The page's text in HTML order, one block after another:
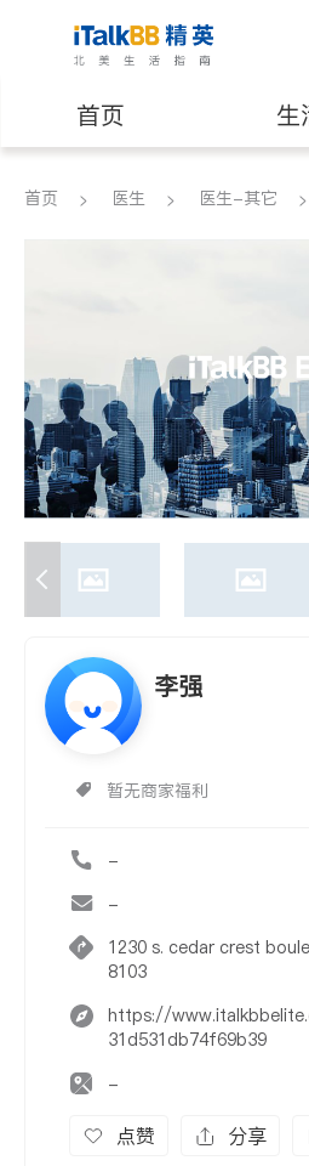
首页 生
医生 律师
养老 非盈
首页 医生 医生-其它
李强
暂无商家福利
-
-
1230 s. cedar crest
8103
https://
31d531db74f69b39
-
点赞 分享